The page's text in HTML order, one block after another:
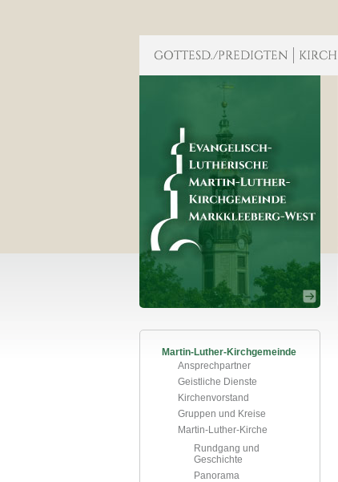
Martin-Luther-Kirchgemeinde
Ansprechpartner
Geistliche Dienste
Kirchenvorstand
Gruppen und Kreise
Martin-Luther-Kirche
Rundgang und
Geschichte
Panorama